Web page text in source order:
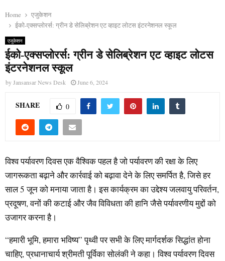
Home
एजुकेशन
ईको-एक्सप्लोरर्स: ग्रीन डे सेलिब्रेशन एट व्हाइट लोटस इंटरनेशनल स्कूल
एजुकेशन
ईको-एक्सप्लोरर्स: ग्रीन डे सेलिब्रेशन एट व्हाइट लोटस
इंटरनेशनल स्कूल
byJansansar News Desk June 6, 2024
SHARE 0
विश्व पर्यावरण दिवस एक वैश्विक पहल है जो पर्यावरण की रक्षा के लिए
जागरूकता बढ़ाने और कार्रवाई को बढ़ावा देने के लिए समर्पित है, जिसे हर
साल 5 जून को मनाया जाता है। इस कार्यक्रम का उद्देश्य जलवायु परिवर्तन,
प्रदूषण, वनों की कटाई और जैव विविधता की हानि जैसे पर्यावरणीय मुद्दों को
उजागर करना है।
“हमारी भूमि, हमारा भविष्य” पृथ्वी पर सभी के लिए मार्गदर्शक सिद्धांत होना
चाहिए, प्रधानाचार्य श्रीमती पूर्विका सोलंकी ने कहा। विश्व पर्यावरण दिवस